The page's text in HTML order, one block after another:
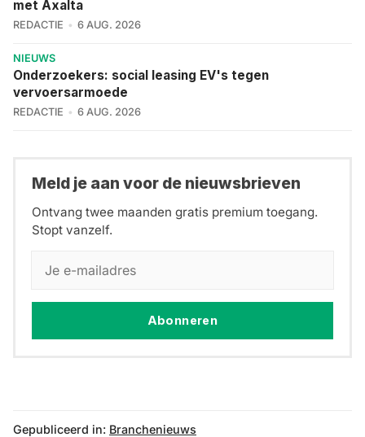
met Axalta
REDACTIE 6 AUG. 2026
NIEUWS
Onderzoekers: social leasing EV's tegen
vervoersarmoede
REDACTIE 6 AUG. 2026
Meld je aan voor de nieuwsbrieven
Ontvang twee maanden gratis premium toegang.
Stopt vanzelf.
Abonneren
Gepubliceerd in: Branchenieuws